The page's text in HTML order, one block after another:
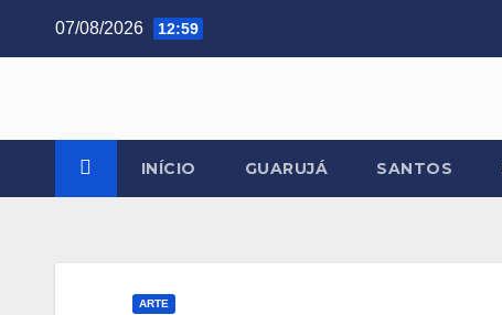
07/08/2026 12:59
INÍCIO GUARUJÁ SANTOS
ARTE